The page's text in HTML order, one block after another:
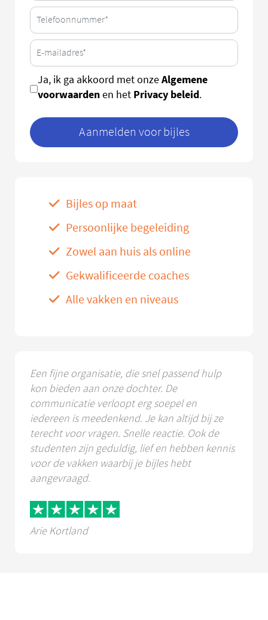
Ja, ik ga akkoord met onzeAlgemene
voorwaardenen het Privacy beleid.
Aanmelden voor bijles
Bijles op maat
Persoonlijke begeleiding
Zowel aan huis als online
Gekwalificeerde coaches
Alle vakken en niveaus
Een fijne organisatie, die snel passend hulp
kon bieden aan onze dochter. De
communicatie verloopt erg soepel en
iedereen is meedenkend. Je kan altijd bij ze
terecht voor vragen. Snelle reactie. Ook de
studenten zijn geduldig, lief en hebben kennis
voor de vakken waarbij je bijles hebt
aangevraagd.
Arie Kortland